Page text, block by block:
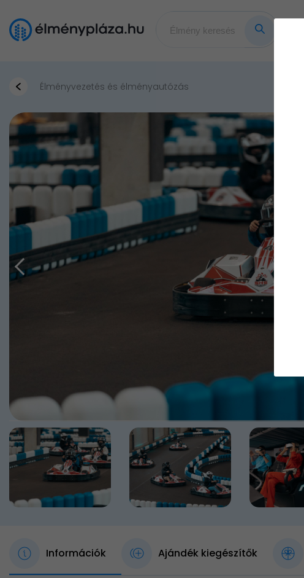
Élményvezetés és élményautózás
Információk Ajándék kiegészítők